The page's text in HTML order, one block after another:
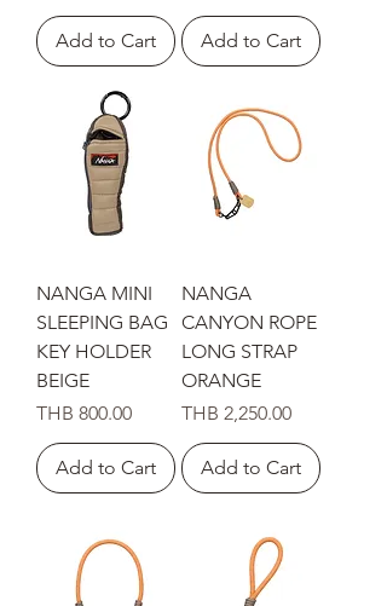
Add to Cart Add to Cart
NANGA MINI
SLEEPING BAG
KEY HOLDER
BEIGE
Price
THB 800.00
Add to Cart
NANGA
CANYON ROPE
LONG STRAP
ORANGE
Price
THB 2,250.00
Add to Cart